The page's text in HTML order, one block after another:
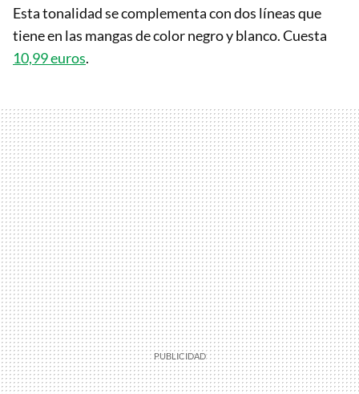
Esta tonalidad se complementa con dos líneas que
tiene en las mangas de color negro y blanco. Cuesta
10,99 euros.